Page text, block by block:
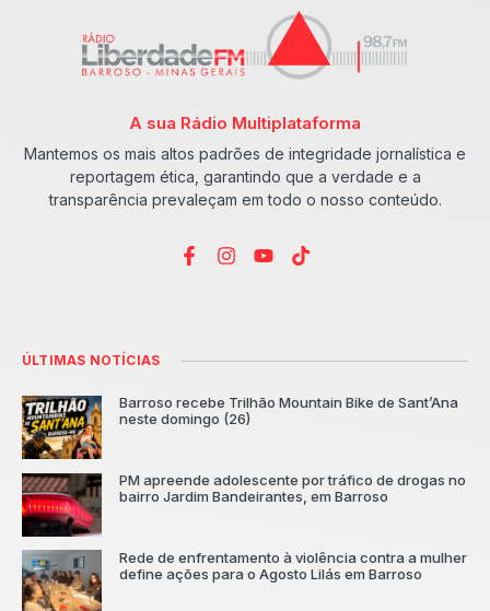
A sua Rádio Multiplataforma
Mantemos os mais altos padrões de integridade jornalística e
reportagem ética, garantindo que a verdade e a
transparência prevaleçam em todo o nosso conteúdo.
ÚLTIMAS NOTÍCIAS
Barroso recebe Trilhão Mountain Bike de Sant’Ana
neste domingo (26)
PM apreende adolescente por tráfico de drogas no
bairro Jardim Bandeirantes, em Barroso
Rede de enfrentamento à violência contra a mulher
define ações para o Agosto Lilás em Barroso